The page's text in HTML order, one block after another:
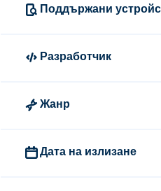
Поддържани
Разработчик
Жанр
Дата на излизане